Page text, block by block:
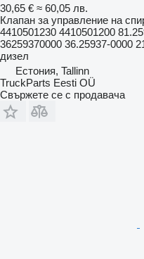
30,65 € ≈ 60,05 лв.
Клапан за управление на
4410501230 4410501200
36259370000 36.25937-0000
дизел
Естония, Tallinn
TruckParts Eesti OÜ
Свържете се с продавача